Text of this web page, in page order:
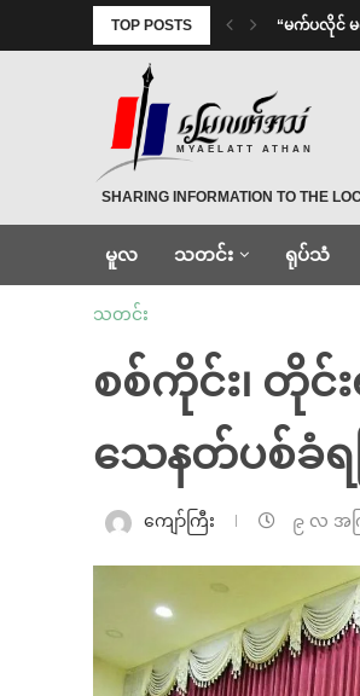
TOP POSTS ⁨“မက်ပလိုင်
MYAELATT ATHAN
SHARING INFORMATION TO THE
မူလ သတင်း ရုပ်သံ
သတင်း
စစ်ကိုင်း၊ တိုင်
သေနတ်ပစ်ခံရ
ကျော်ကြီး ၉ လ အ